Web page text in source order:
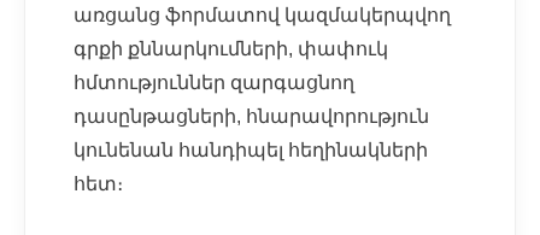
առցանց ֆորմատով կազմակերպվող
գրքի քննարկումների, փափուկ
հմտություններ զարգացնող
դասընթացների, հնարավորություն
կունենան հանդիպել հեղինակների
հետ։